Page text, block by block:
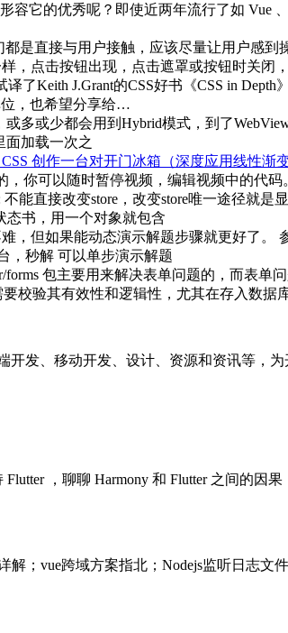
容它的优秀呢？即使近两年流行了如 Vue
是直接与用户接触，应该尽量让用户感
，点击按钮出现，点击遮罩或按钮时关闭
译了Keith J.Grant的CSS好书《CSS in
位，也希望分享给…
多或少都会用到Hybrid模式，到了
面加载一次之
创作一台对开门冰箱（深度应用线性渐
你可以随时暂停视频，编辑视频中的代码
能直接改变store，改变store唯一途径就
态书，用一个对象就包含
，但如果能动态演示解题步骤就更好了。
，秒解 可以单步演示解题
forms 包主要用来解决表单问题的，而表
校验其有效性和逻辑性，尤其在存入数据
开发、移动开发、设计、资源和资讯等，
，聊聊 Harmony 和 Flutter 之间的
解；vue跨域方案指北；Nodejs监听日志